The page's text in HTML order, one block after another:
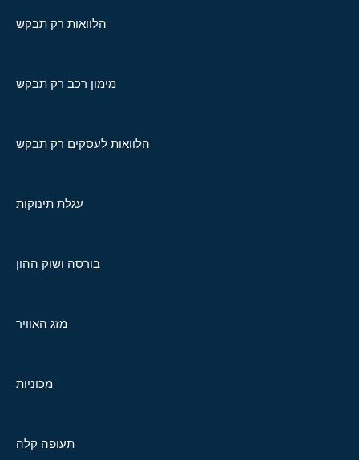
הלוואות רק תבקש
מימון רכב רק תבקש
הלוואות לעסקים רק תבקש
עגלת תינוקות
בורסה ושוק ההון
מזג האוויר
מכוניות
תעופה קלה